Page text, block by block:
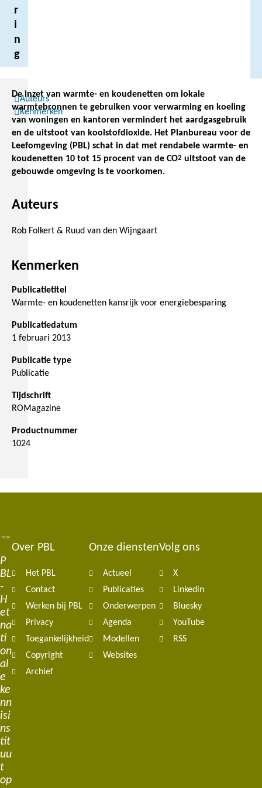
r
i
n
g
Auteurs
Kenmerken
De inzet van warmte- en koudenetten om lokale
warmtebronnen te gebruiken voor verwarming en koeling
van woningen en kantoren vermindert het aardgasgebruik
en de uitstoot van koolstofdioxide. Het Planbureau voor de
Leefomgeving (PBL) schat in dat met rendabele warmte- en
koudenetten 10 tot 15 procent van de CO2 uitstoot van de
gebouwde omgeving is te voorkomen.
Auteurs
Rob Folkert & Ruud van den Wijngaart
Kenmerken
Publicatietitel
Warmte- en koudenetten kansrijk voor energiebesparing
Publicatiedatum
1 februari 2013
Publicatie type
Publicatie
Tijdschrift
ROMagazine
Productnummer
1024
P
BL
-
H
et
na
ti
on
al
e
ke
nn
isi
ns
tit
uu
t
op
Footer
navigation
Over PBL
Het PBL
Contact
Werken bij PBL
Privacy
Toegankelijkheid
Copyright
Archief
Onze diensten
Actueel
Publicaties
Onderwerpen
Agenda
Modellen
Websites
Volg ons
X
Linkedin
Bluesky
YouTube
RSS